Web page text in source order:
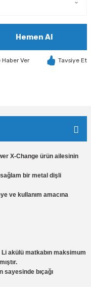
Hemen Al
Haber Ver Tavsiye Et
X-Change ürün ailesinin
bir metal dişli
ve kullanım amacına
Li akülü matkabın maksimum
sayesinde bıçağı